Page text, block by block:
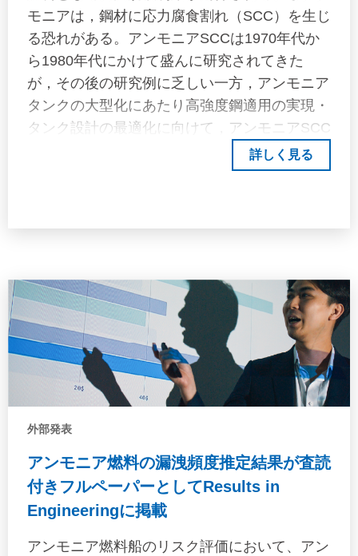
are prevented by avoiding areas where wave
heights above a certain level are predicted to
occur, and in some cases, the loading height is
determined based on marine weather forecasts
for voyages of short duration. However, the
analysis of measured data on hull motion,
which is directly related to container stowage,
has not been examined in terms of comparison
And it is not necessarily clear what kind of
conditions are often assessed using the
frequency-domain response per unit wave
height (Response Amplitude Operator: RAO),
wave spectra and sea state information.
However, there are certain motions that are
difficult to assess with the above-mentioned
methods (c.f. parametric roll). Therefore, in this
study, by analysing the hull motion data
measured in previous onboard measurement
projects, the ship motions that are actually
encountered and that affect the strength of
container stack are clarified, and the hull
モニアは，鋼材に応力腐食割れ（SCC）を生じ
る恐れがある。アンモニアSCCは1970年代か
ら1980年代にかけて盛んに研究されてきた
が，その後の研究例に乏しい一方，アンモニア
タンクの大型化にあたり高強度鋼適用の実現・
タンク設計の最適化に向けて，アンモニアSCC
防止策の発展が求められている。そこで，本研
究では，鋼材におけるアンモニアSCCの研究を
詳しく見る
外部発表
アンモニア燃料の漏洩頻度推定結果が査読
付きフルペーパーとしてResults in
Engineeringに掲載
アンモニア燃料船のリスク評価において、アン